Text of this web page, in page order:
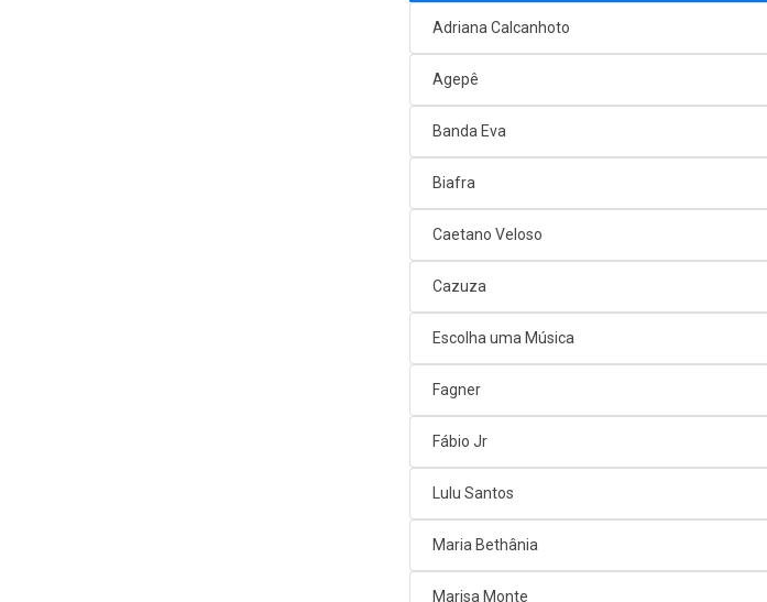
Adriana Calcanhoto
Agepê
Banda Eva
Biafra
Caetano Veloso
Cazuza
Escolha uma Música
Fagner
Fábio Jr
Lulu Santos
Maria Bethânia
Marisa Monte